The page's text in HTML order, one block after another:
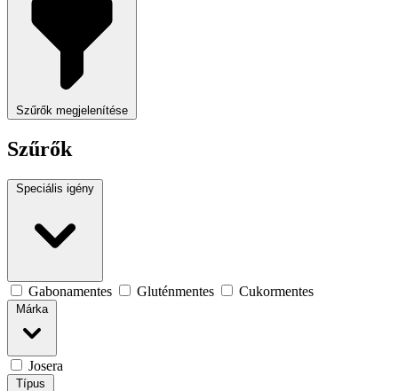
Szűrők megjelenítése
Szűrők
Speciális igény
Gabonamentes Gluténmentes Cukormentes
Márka
Josera
Típus